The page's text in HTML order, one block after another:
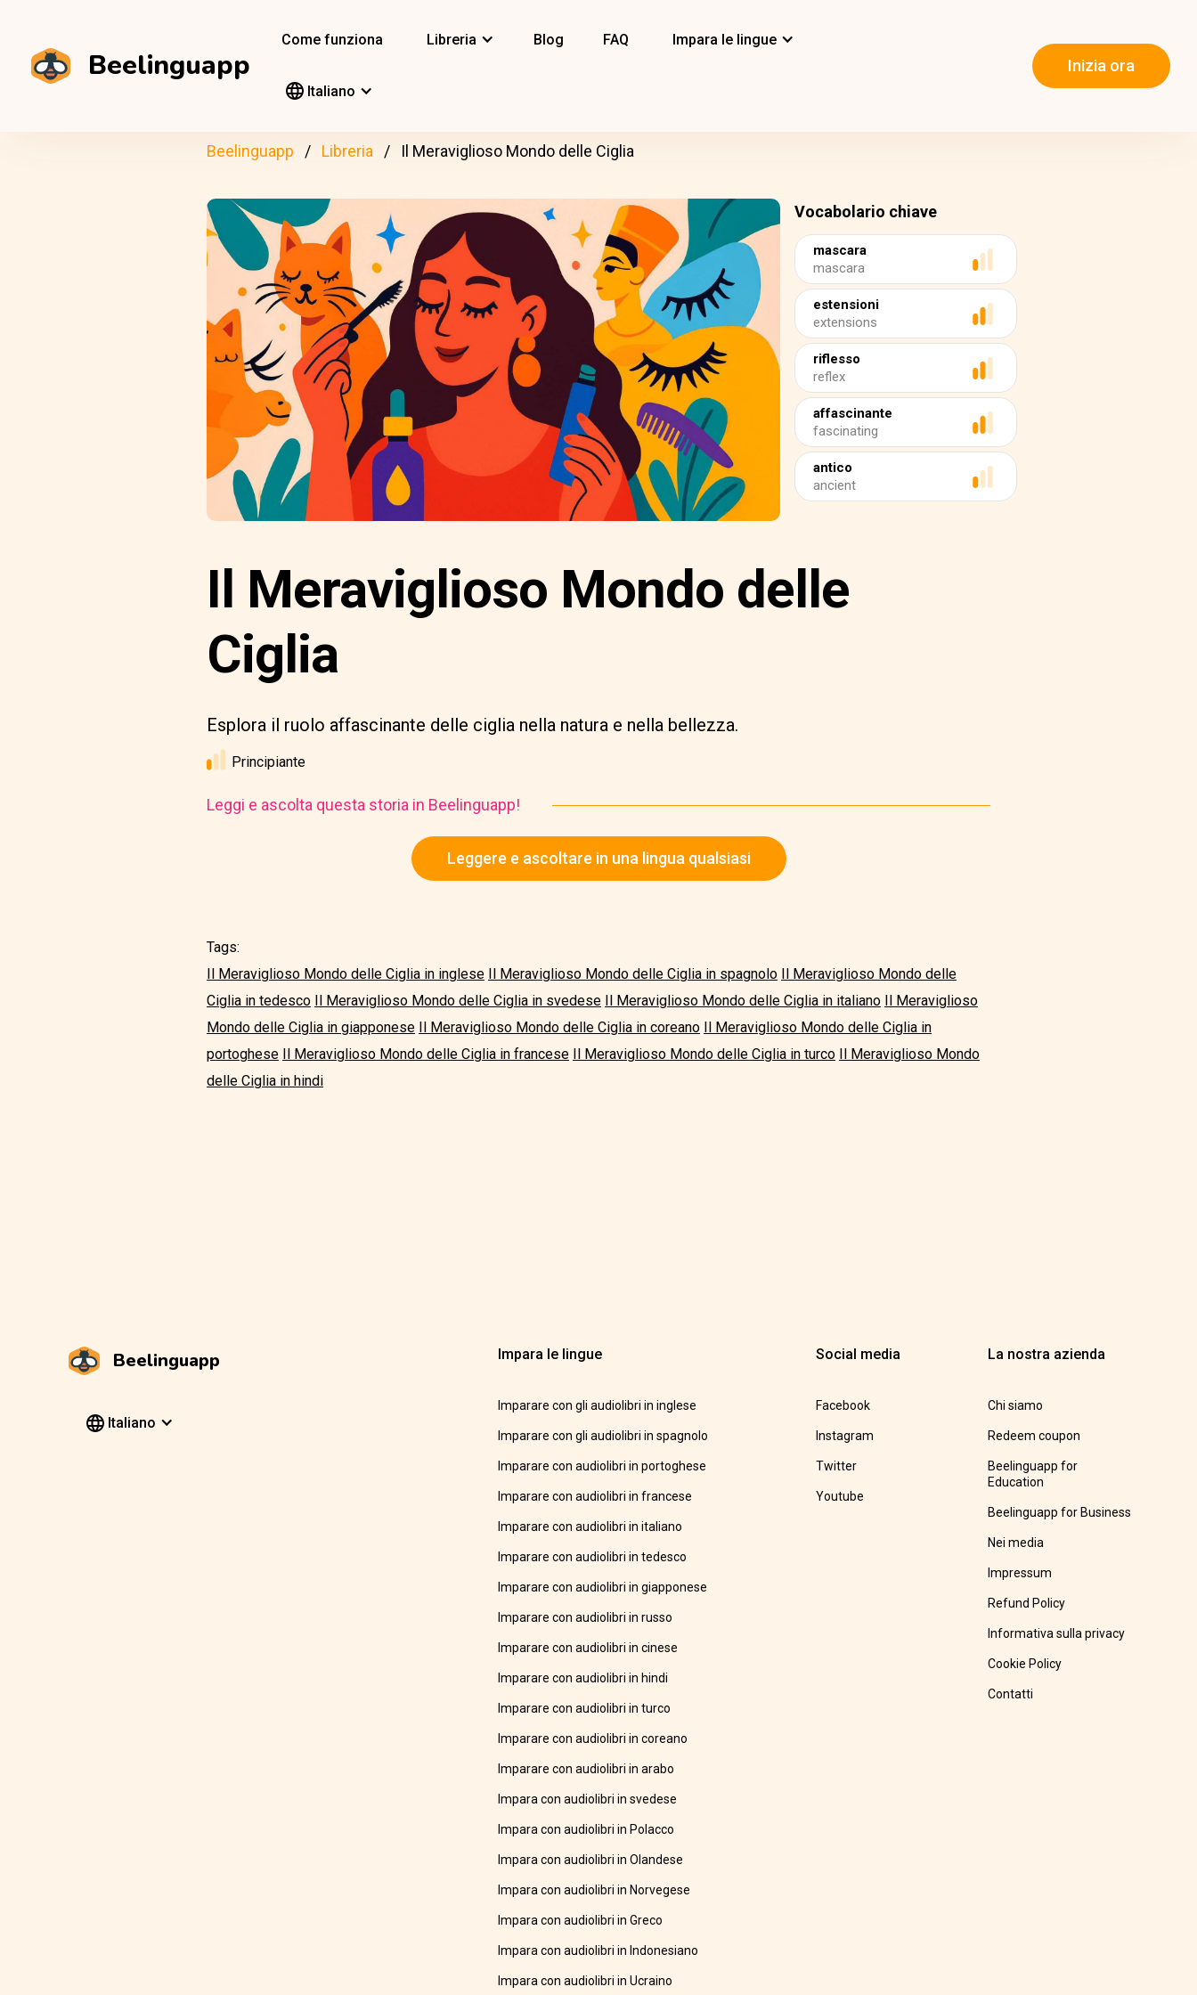
Beelinguapp
Come funziona Libreria Blog FAQ Impara le lingue
Italiano
Inizia ora
Beelinguapp Libreria Il Meraviglioso Mondo delle Ciglia
Vocabolario chiave
mascara
mascara
estensioni
extensions
riflesso
reflex
affascinante
fascinating
antico
ancient
Il Meraviglioso Mondo delle
Ciglia
Esplora il ruolo affascinante delle ciglia nella natura e nella bellezza.
Principiante
Leggi e ascolta questa storia in Beelinguapp!
Leggere e ascoltare in una lingua qualsiasi
Tags:
Il Meraviglioso Mondo delle Ciglia in inglese
Il Meraviglioso Mondo delle Ciglia in spagnolo
Il Meraviglioso Mondo delle
Ciglia in tedesco
Il Meraviglioso Mondo delle Ciglia in svedese Il Meraviglioso Mondo delle Ciglia in italiano
Il Meraviglioso
Mondo delle Ciglia in giapponese
Il Meraviglioso Mondo delle Ciglia in coreano
Il Meraviglioso Mondo delle Ciglia in
portoghese
Il Meraviglioso Mondo delle Ciglia in francese Il Meraviglioso Mondo delle Ciglia in turco
Il Meraviglioso Mondo
delle Ciglia in hindi
Beelinguapp
Italiano
Impara le lingue
Imparare con gli audiolibri in inglese
Imparare con gli audiolibri in spagnolo
Imparare con audiolibri in portoghese
Imparare con audiolibri in francese
Imparare con audiolibri in italiano
Imparare con audiolibri in tedesco
Imparare con audiolibri in giapponese
Imparare con audiolibri in russo
Imparare con audiolibri in cinese
Imparare con audiolibri in hindi
Imparare con audiolibri in turco
Imparare con audiolibri in coreano
Imparare con audiolibri in arabo
Impara con audiolibri in svedese
Impara con audiolibri in Polacco
Impara con audiolibri in Olandese
Impara con audiolibri in Norvegese
Impara con audiolibri in Greco
Impara con audiolibri in Indonesiano
Impara con audiolibri in Ucraino
Social media
Facebook
Instagram
Twitter
Youtube
La nostra azienda
Chi siamo
Redeem coupon
Beelinguapp for
Education
Beelinguapp for Business
Nei media
Impressum
Refund Policy
Informativa sulla privacy
Cookie Policy
Contatti